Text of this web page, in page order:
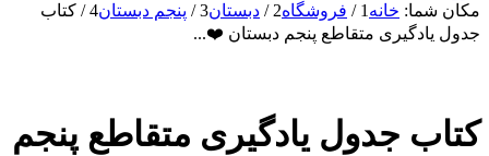
مکان شما: خانه 1
/ فروشگاه2
/ دبستان3
/ پنجم دبستان4
/ کتاب
جدول یادگیری متقاطع پنجم دبستان ❤️...
کتاب جدول یادگیری متقاطع پنجم